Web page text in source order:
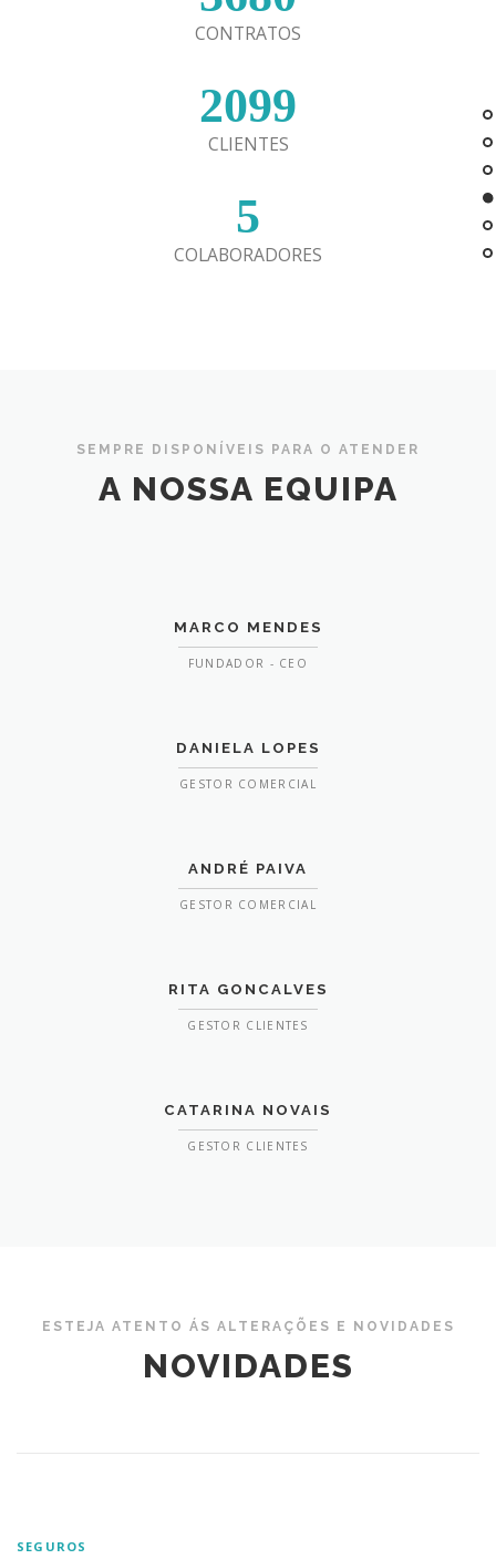
CONTRATOS
2099
CLIENTES
5
COLABORADORES
SEMPRE DISPONÍVEIS PARA O ATENDER
A NOSSA EQUIPA
MARCO MENDES
FUNDADOR - CEO
DANIELA LOPES
GESTOR COMERCIAL
ANDRÉ PAIVA
GESTOR COMERCIAL
RITA GONCALVES
GESTOR CLIENTES
CATARINA NOVAIS
GESTOR CLIENTES
ESTEJA ATENTO ÁS ALTERAÇÕES E NOVIDADES
NOVIDADES
SEGUROS